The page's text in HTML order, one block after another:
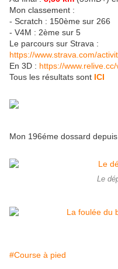
Mon classement :
- Scratch : 150ème sur 266
- V4M : 2ème sur 5
Le parcours sur Strava :
https://www.strava.com/
En 3D : https://
Tous les résultats sont ICI
Mon 196éme dossard
Le
#Course à pied